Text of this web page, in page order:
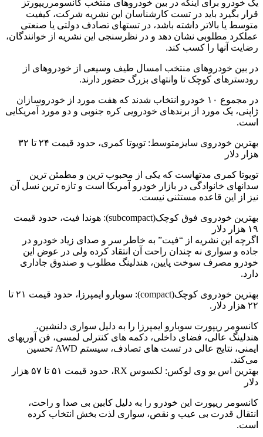
یک خودرو برای اینکه در بین خودروهای منتخب کانسومرریپورتز
قرار بگیرد باید در تست کارشناسان این نشریه شرکت، کیفیت
متوسط یا بالاتر داشته باشد، در تستهای تصادف دولتی یا صنعتی
عملکرد مطلوبی نشان دهد و در نظرسنجی این نشریه از خوانندگان،
رضایت آنها را کسب کند.
در بین خودروهای منتخب امسال طیف وسیعی از خودروهای از
رودسترهای کوچک تا وانتهای بزرگ حضور دارند.
در مجموع ۱۰ خودرو انتخاب شدند که هفت مورد از خودروسازان
ژاپنی، یک مورد از برندهای خودرویی کره جنوبی و دو مورد آمریکایی
است.
بهترین خودروی سایزمتوسط: تویوتا کمری، حدود قیمت ۲۴ تا ۳۲
هزار دلار
تویوتا کمری مدتهاست که یکی از محبوب ترین و مطمئن ترین
سدانهای خانوادگی در بازار خودرو آمریکا است و تازه ترین نسل آن
نیز از این قاعده مستثنی نیست.
بهترین خودروی فوق کوچک(subcompact): هوندا فیت، حدود قیمت
۱۹ هزار دلار
اگرچه این نشریه از “فیت” به خاطر سر و صدای زیاد خودرو در
جاده و سواری نه چندان راحت آن انتقاد کرده ولی در عوض این
خودرو مصرف سوخت پایین، هندلینگ مطلوب و صندوق جاداری
دارد.
بهترین خودروی کوچک(compact): سوبارو ایمپرزا، حدود قیمت ۲۱ تا
۲۲ هزار دلار.
کانسومر ریپورت سوبارو ایمپرزا را به دلیل سواری دلنشین،
هندلینگ عالی، فضای داخلی، دکمه های کنترلی لمسی، فن آوریهای
ایمنی، نتایج عالی در تست های تصادف، سیستم AWD تحسین
می‌کند.
بهترین اس یو وی لوکس: لکسوس RX، حدود قیمت ۵۱ تا ۵۷ هزار
دلار
کانسومر ریپورت این خودرو را به دلیل کابین بی صدا و راحت،
انتقال قدرت بی عیب و نقص، سواری لذت بخش انتخاب کرده
است.